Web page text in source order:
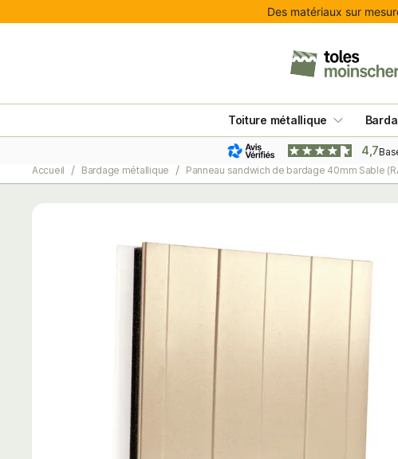
Des matériaux sur
Toiture métallique
4,7
Accueil
Bardage métallique Panneau sandwich de bardage 40mm Sable